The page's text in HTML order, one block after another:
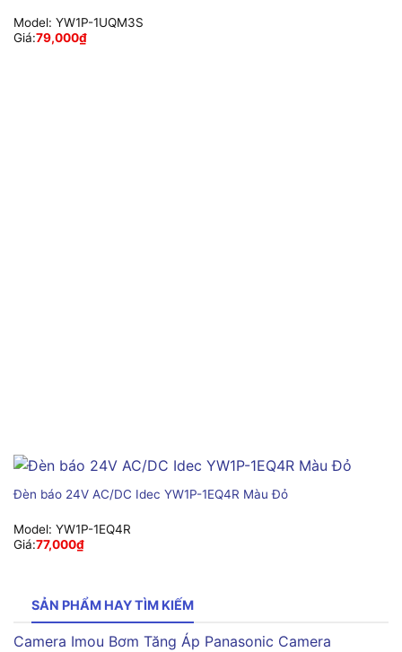
Model: YW1P-1UQM3S
Giá:79,000₫
Đèn báo 24V AC/DC Idec YW1P-1EQ4R Màu Đỏ
Model: YW1P-1EQ4R
Giá:77,000₫
SẢN PHẨM HAY TÌM KIẾM
Camera Imou Bơm Tăng Áp Panasonic Camera